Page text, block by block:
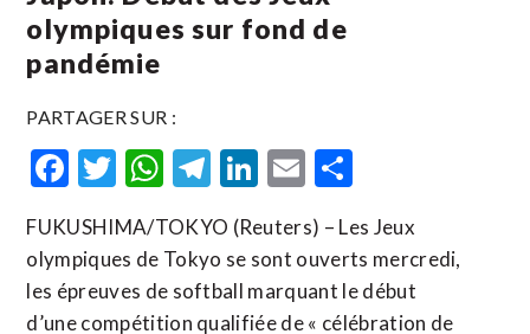
olympiques sur fond de
pandémie
PARTAGER SUR :
Facebook
Twitter
WhatsApp
Telegram
LinkedIn
Email
FUKUSHIMA/TOKYO (Reuters) – Les Jeux
olympiques de Tokyo se sont ouverts mercredi,
les épreuves de softball marquant le début
d’une compétition qualifiée de « célébration de